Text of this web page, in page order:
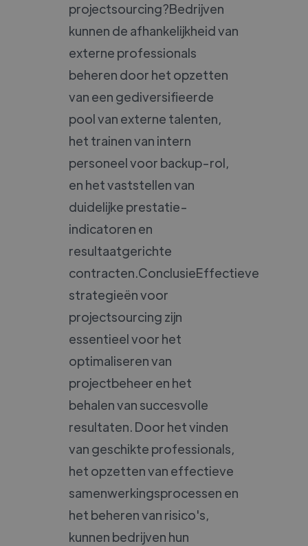
projectsourcing?Bedrijven
kunnen de afhankelijkheid van
externe professionals
beheren door het opzetten
van een gediversifieerde
pool van externe talenten,
het trainen van intern
personeel voor backup-rol,
en het vaststellen van
duidelijke prestatie-
indicatoren en
resultaatgerichte
contracten.ConclusieEffectieve
strategieën voor
projectsourcing zijn
essentieel voor het
optimaliseren van
projectbeheer en het
behalen van succesvolle
resultaten. Door het vinden
van geschikte professionals,
het opzetten van effectieve
samenwerkingsprocessen en
het beheren van risico's,
kunnen bedrijven hun